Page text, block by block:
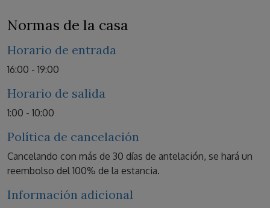
Normas de la casa
Horario de entrada
16:00 - 19:00
Horario de salida
1:00 - 10:00
Política de cancelación
Cancelando con más de 30 días de antelación, se hará un
reembolso del 100% de la estancia.
Información adicional